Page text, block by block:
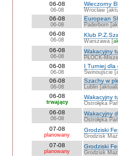
06-08
06-08
Wieczorny
Wrocław
06-08
06-08
European
Paderborn
06-08
06-08
Klub
Warszawa [
06-08
06-08
Wakacyjny
PŁOCK-
06-08
06-08
I Turniej dla
Świnoujście
06-08
06-08
Szachy w
Lublin
06-08
trwający
Wakacyjny
Ostrołęka
06-08
06-08
Wakacyjny
Ostrołęka
07-08
planowany
Grodziski
Grodzisk
07-08
planowany
Grodziski
Grodzisk